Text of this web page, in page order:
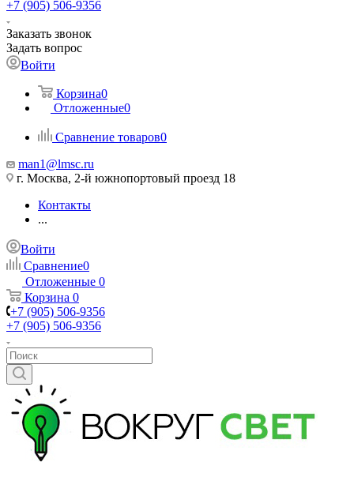
+7 (905) 506-9356
Заказать звонок
Задать вопрос
Войти
Корзина0
Отложенные0
Сравнение товаров0
man1@lmsc.ru
г. Москва, 2-й южнопортовый проезд 18
Контакты
...
Войти
Сравнение0
Отложенные 0
Корзина 0
+7 (905) 506-9356
+7 (905) 506-9356